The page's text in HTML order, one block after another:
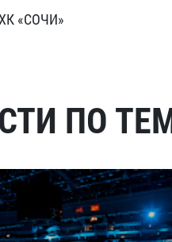
«СОЧИ»
ПО